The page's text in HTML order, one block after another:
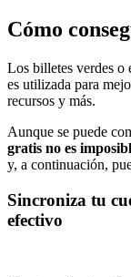
Cómo
Los billetes verdes o
es utilizada para
recursos y más.
Aunque se puede
gratis no es
y, a continuación,
Sincroniza tu
efectivo